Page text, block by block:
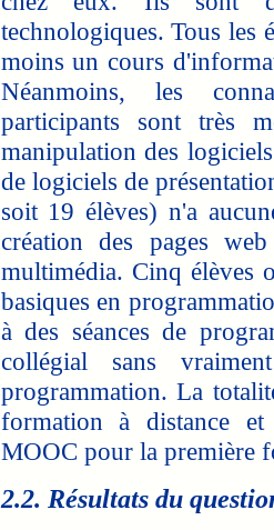
technologiques. Tous les
moins un cours
Néanmoins, les
participants sont très
manipulation des
de logiciels de
soit 19 élèves) n'a
création des pages
multimédia. Cinq élèves
basiques en
à des séances de
collégial sans
programmation. La
formation à distance
MOOC pour la première
2.2. Résultats du